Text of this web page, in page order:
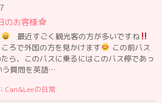
のお客様
最近すごく観光客の方が多いですね
ろで外国の方を見かけます
この前バス
ら、このバスに乗るにはこのバス停であっ
う質問を英語…
Can&Leeの日常